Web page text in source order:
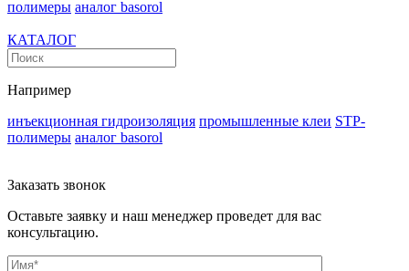
полимеры аналог basorol
КАТАЛОГ
Например
инъекционная гидроизоляция промышленные клеи STP-
полимеры аналог basorol
Заказать звонок
Оставьте заявку и наш менеджер проведет для вас
консультацию.